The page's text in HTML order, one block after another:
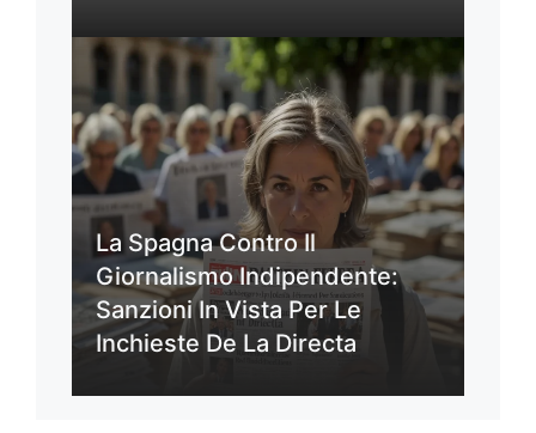
La Spagna Contro Il
Giornalismo Indipendente:
Sanzioni In Vista Per Le
Inchieste De La Directa